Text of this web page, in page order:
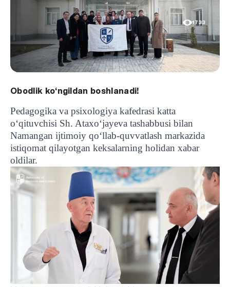
1733
Obodlik ko‘ngildan boshlanadi!
Pedagogika va psixologiya kafedrasi katta
o‘qituvchisi Sh. Ataxo‘jayeva tashabbusi bilan
Namangan ijtimoiy qo‘llab-quvvatlash markazida
istiqomat qilayotgan keksalarning holidan xabar
oldilar.